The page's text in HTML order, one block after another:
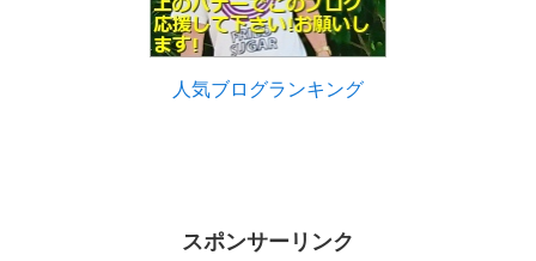
人気ブログランキング
スポンサーリンク